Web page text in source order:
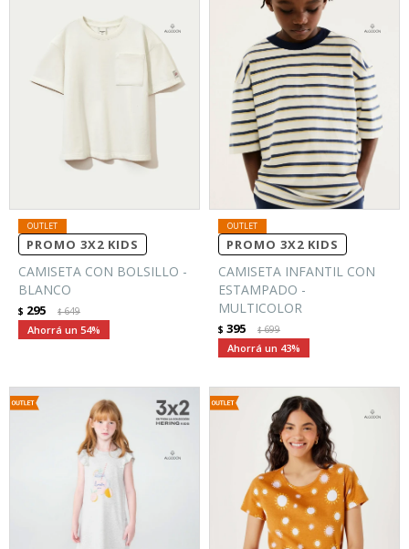
PROMO 3X2 KIDS
CAMISETA CON BOLSILLO -
BLANCO
$ 295 $649
54
PROMO 3X2 KIDS
CAMISETA INFANTIL CON
ESTAMPADO -
MULTICOLOR
$ 395 $699
43